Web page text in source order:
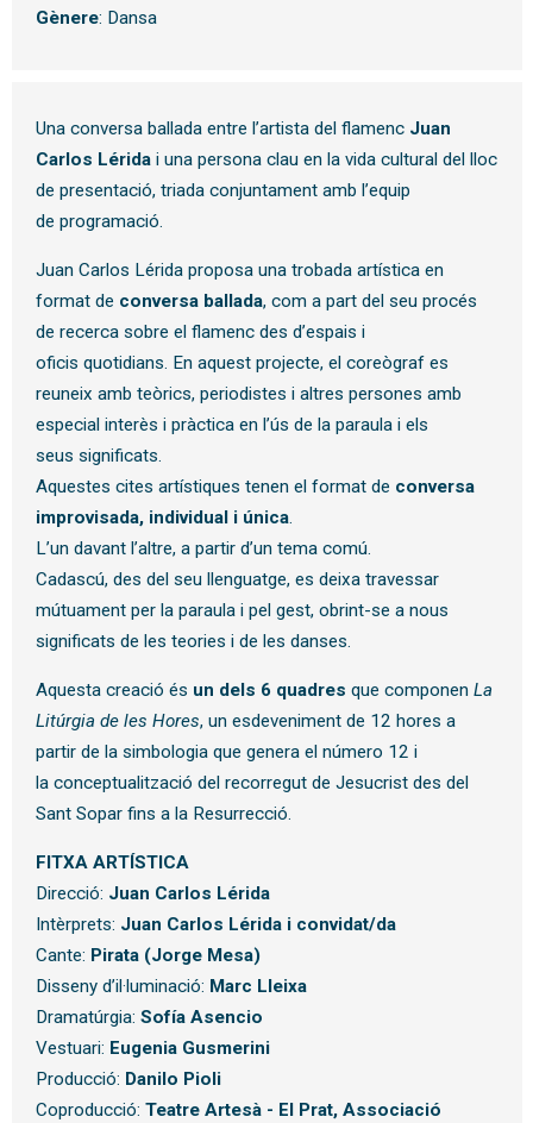
Gènere: Dansa
Una conversa ballada entre l’artista del flamenc Juan
Carlos Léridai una persona clau en la vida cultural del lloc
de presentació, triada conjuntament amb l’equip
de programació.
Juan Carlos Lérida proposa una trobada artística en
format de conversa ballada, com a part del seu procés
de recerca sobre el flamenc des d’espais i
oficis quotidians. En aquest projecte, el coreògraf es
reuneix amb teòrics, periodistes i altres persones amb
especial interès i pràctica en l’ús de la paraula i els
seus significats.
Aquestes cites artístiques tenen el format de conversa
improvisada, individual i única.
L’un davant l’altre, a partir d’un tema comú.
Cadascú, des del seu llenguatge, es deixa travessar
mútuament per la paraula i pel gest, obrint-se a nous
significats de les teories i de les danses.
Aquesta creació és un dels 6 quadres que componen La
Litúrgia de les Hores, un esdeveniment de 12 hores a
partir de la simbologia que genera el número 12 i
la conceptualització del recorregut de Jesucrist des del
Sant Sopar fins a la Resurrecció.
FITXA ARTÍSTICA
Direcció: Juan Carlos Lérida
Intèrprets: Juan Carlos Lérida i convidat/da
Cante: Pirata (Jorge Mesa)
Disseny d’il·luminació: Marc Lleixa
Dramatúrgia: Sofía Asencio
Vestuari: Eugenia Gusmerini
Producció: Danilo Pioli
Coproducció: Teatre Artesà - El Prat, Associació